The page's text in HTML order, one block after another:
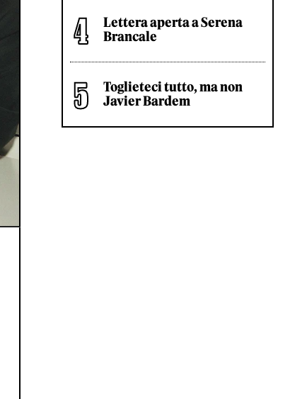
Lettera aperta a Serena
Brancale
Toglieteci tutto, ma non
Javier Bardem